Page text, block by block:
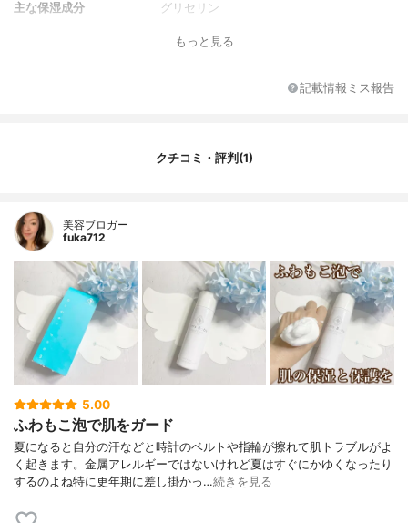
主な保湿成分
グリセリン
もっと見る
記載情報ミス報告
クチコミ・評判(1)
美容ブロガー
fuka712
5.00
ふわもこ泡で肌をガード
夏になると自分の汗などと時計のベルトや指輪が擦れて肌トラブルがよ
く起きます。金属アレルギーではないけれど夏はすぐにかゆくなったり
するのよね特に更年期に差し掛かっ…続きを見る